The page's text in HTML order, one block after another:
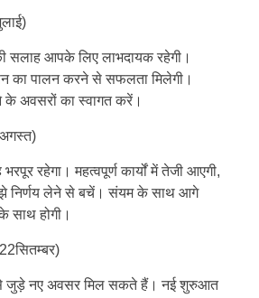
सलाह आपके लिए लाभदायक रहेगी।
का पालन करने से सफलता मिलेगी।
के अवसरों का स्वागत करें।
रहेगा। महत्वपूर्ण कार्यों में तेजी आएगी,
निर्णय लेने से बचें। संयम के साथ आगे
होगी।
जुड़े नए अवसर मिल सकते हैं। नई शुरुआत